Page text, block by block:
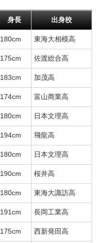
身長 出身校
180cm 東海大相模高
175cm 佐渡総合高
183cm 加茂高
174cm 富山商業高
180cm 日本文理高
194cm 飛龍高
180cm 日本文理高
190cm 桜井高
180cm 東海大諏訪高
191cm 長岡工業高
175cm 西新発田高